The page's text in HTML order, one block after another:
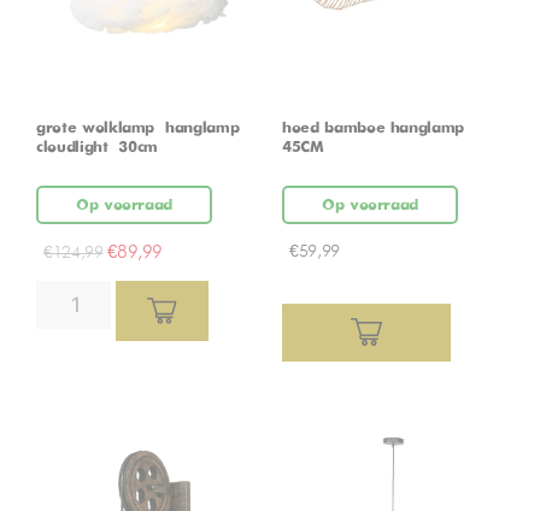
grote wolklamp – hanglamp –
cloudlight – 30cm
Op voorraad
€124,99 €89,99
hoed bamboe hanglamp
45CM
Op voorraad
€59,99